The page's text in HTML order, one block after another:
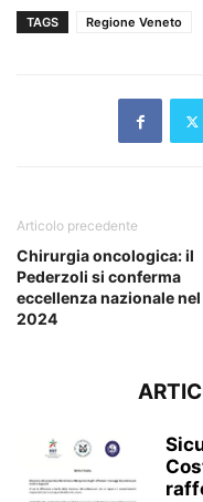
TAGS Regione Veneto
Articolo precedente
Chirurgia oncologica: il
Pederzoli si conferma
eccellenza nazionale nel
2024